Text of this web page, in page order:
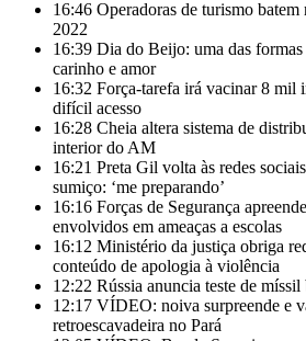
16:46 Operadoras de turismo batem
2022
16:39 Dia do Beijo: uma das
carinho e amor
16:32 Força-tarefa irá vacinar 8 mil
difícil acesso
16:28 Cheia altera sistema de
interior do AM
16:21 Preta Gil volta às redes
sumiço: ‘me preparando’
16:16 Forças de Segurança
envolvidos em ameaças a escolas
16:12 Ministério da justiça obriga
conteúdo de apologia à violência
12:22 Rússia anuncia teste de
12:17 VÍDEO: noiva surpreende e
retroescavadeira no Pará